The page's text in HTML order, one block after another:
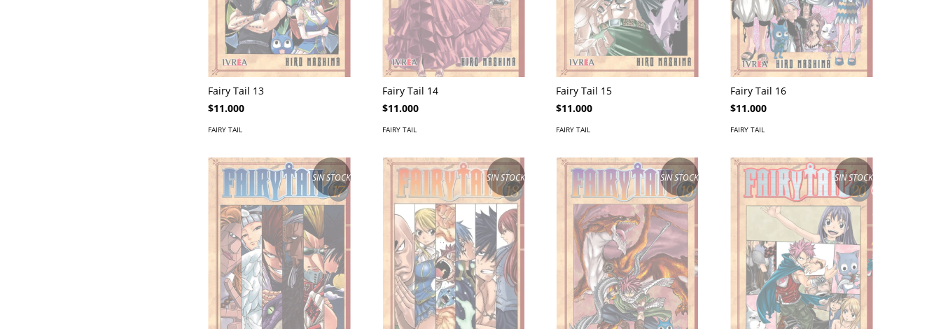
Fairy Tail 13
$11.000
FAIRY TAIL
Fairy Tail 14
$11.000
FAIRY TAIL
Fairy Tail 15
$11.000
FAIRY TAIL
Fairy Tail 16
$11.000
FAIRY TAIL
SIN STOCK SIN STOCK SIN STOCK SIN STOCK